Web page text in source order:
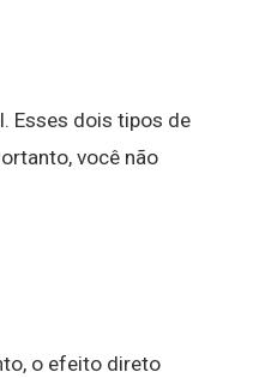
Esses dois tipos de
você não
o efeito direto